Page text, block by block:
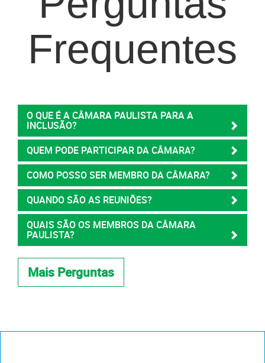
Frequentes
O QUE É A CÂMARA PAULISTA PARA A
INCLUSÃO?
QUEM PODE PARTICIPAR DA CÂMARA?
COMO POSSO SER MEMBRO DA CÂMARA?
QUANDO SÃO AS REUNIÕES?
QUAIS SÃO OS MEMBROS DA CÂMARA
PAULISTA?
Mais Perguntas